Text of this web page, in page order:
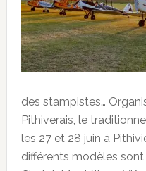
des stampistes…
Pithiverais, le
les 27 et 28 juin à
différents modèles